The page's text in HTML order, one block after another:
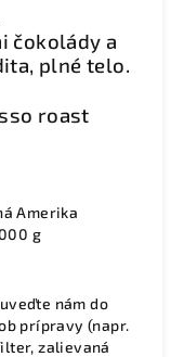
čokolády a
plné telo.
roast
Amerika
g
nám do
prípravy (napr.
zalievaná